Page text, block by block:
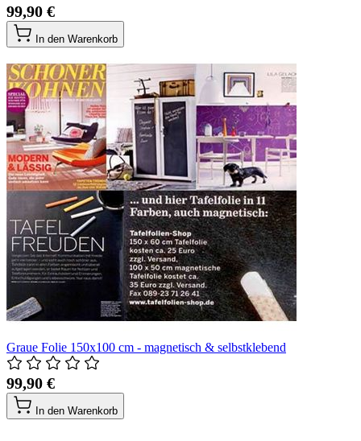
99,90 €
In den Warenkorb
Graue Folie 150x100 cm - magnetisch & selbstklebend
99,90 €
In den Warenkorb